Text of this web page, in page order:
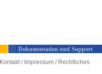
Dokumentation und Support
Kontakt / Impressum / Rechtliches